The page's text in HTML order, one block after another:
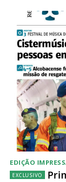
assinantes
EDIÇÃO